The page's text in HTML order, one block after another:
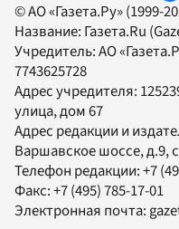
© АО «Газета.Ру» (1999-
Название: Газета.Ru
Учредитель:АО
7743625728
Адрес учредителя:
улица, дом 67
Адрес редакции и
Варшавское шоссе, д.9,
Телефон редакции:+7
Факс:+7 (495) 785-17-01
Электронная почта: